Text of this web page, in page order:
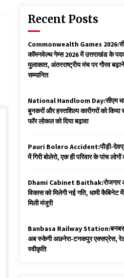
Recent Posts
Commonwealth Games
कॉमनवेल्थ गेम्स 2026 में उत्तराखंड के
मुलाकात, अंतरराष्ट्रीय मंच पर गौरव
सम्मानित
National Handloom Day:सीएम
बुनकरों और हस्तशिल्प कारीगरों को किया
फॉर लोकल को दिया बढ़ावा
Pauri Bolero Accident:पौड़ी-
में गिरी बोलेरो, एक ही परिवार के पांच लोगों
Dhami Cabinet Baithak:रोजगार
विकास को मिलेगी नई गति, धामी कैबिनेट
मिली मंजूरी
Banbasa Railway
अब रुकेगी अछनेरा-टनकपुर एक्सप्रेस, रेल
स्वीकृति